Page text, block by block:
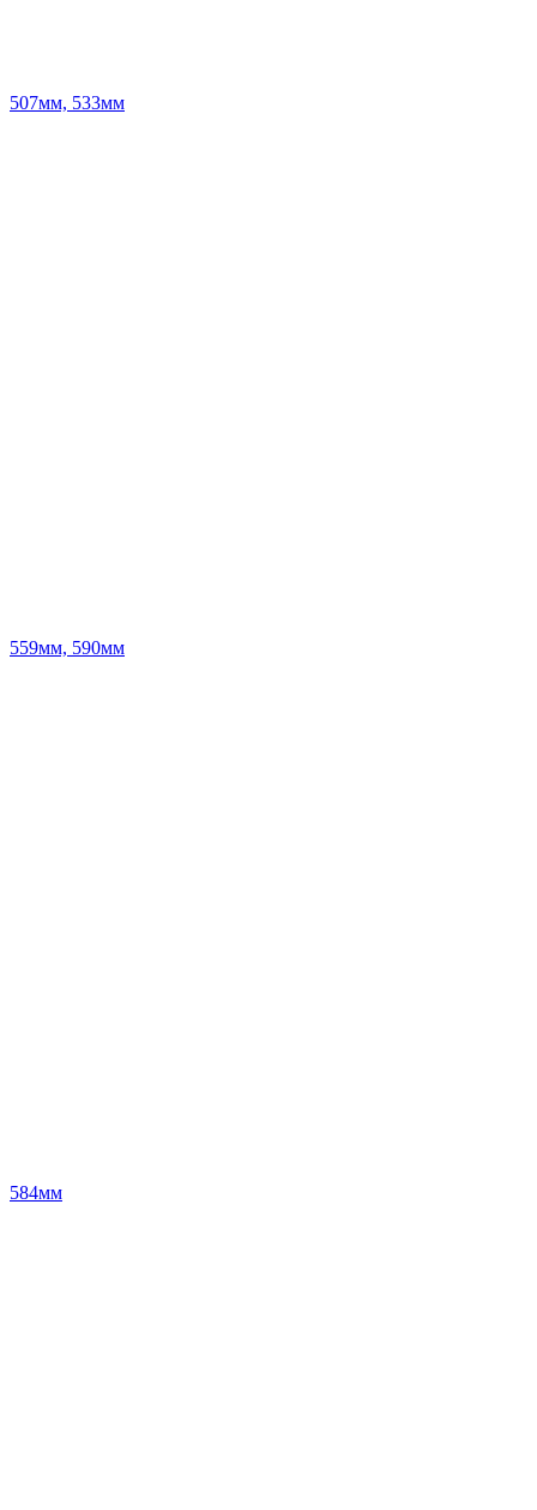
507мм, 533мм
559мм, 590мм
584мм